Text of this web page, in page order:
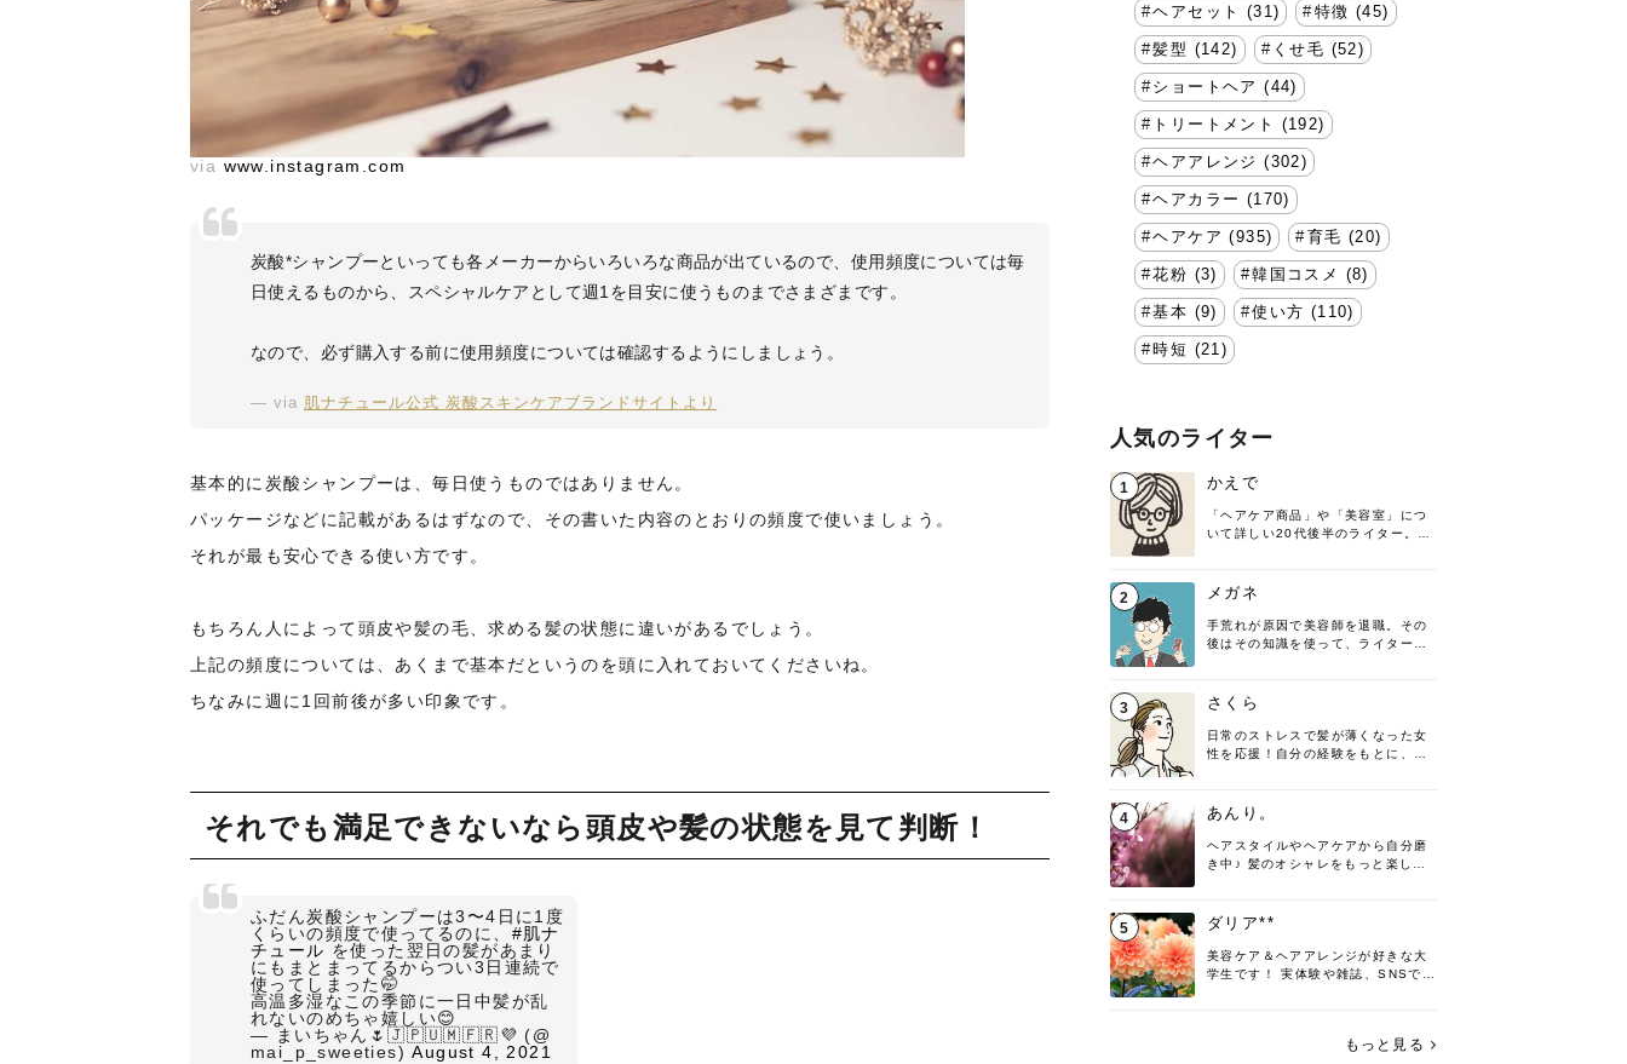
via www.instagram.com
炭酸*シャンプーといっても各メーカーからいろいろな商品が出ているので、使用頻度については毎
日使えるものから、スペシャルケアとして週1を目安に使うものまでさまざまです。
なので、必ず購入する前に使用頻度については確認するようにしましょう。
via 肌ナチュール公式 炭酸スキンケアブランドサイトより
基本的に炭酸シャンプーは、毎日使うものではありません。
パッケージなどに記載があるはずなので、その書いた内容のとおりの頻度で使いましょう。
それが最も安心できる使い方です。
もちろん人によって頭皮や髪の毛、求める髪の状態に違いがあるでしょう。
上記の頻度については、あくまで基本だというのを頭に入れておいてくださいね。
ちなみに週に1回前後が多い印象です。
それでも満足できないなら頭皮や髪の状態を見て判断！
ふだん炭酸シャンプーは3〜4日に1度
くらいの頻度で使ってるのに、 #肌ナ
チュール を使った翌日の髪があまり
にもまとまってるからつい3日連続で
使ってしまった🤭
高温多湿なこの季節に一日中髪が乱
れないのめちゃ嬉しい😊
— まいちゃん🌷🇯🇵🇺🇲🇫🇷💜 (@
mai_p_sweeties)August 4, 2021
ヘアセット (31) 特徴 (45)
髪型 (142) くせ毛 (52)
ショートヘア (44)
トリートメント (192)
ヘアアレンジ (302)
ヘアカラー (170)
ヘアケア (935) 育毛 (20)
花粉 (3) 韓国コスメ (8)
基本 (9) 使い方 (110)
時短 (21)
人気のライター
1 かえで
「ヘアケア商品」や「美容室」につ
いて詳しい20代後半のライター。楽
す！
2 メガネ
手荒れが原因で美容師を退職。その
後はその知識を使って、ライターと
髪の知識をわかりやすく紹介しま
す！
3 さくら
日常のストレスで髪が薄くなった女
性を応援！自分の経験をもとに、執
4 あんり。
ヘアスタイルやヘアケアから自分磨
き中♪ 髪のオシャレをもっと楽しめ
♡ 役立つ情報をお届けできるように
頑張ります！よろしくお願いしま
5 ダリア**
美容ケア＆ヘアアレンジが好きな大
学生です！ 実体験や雑誌、SNSで知
す。 これからよろしくお願いします
もっと見る